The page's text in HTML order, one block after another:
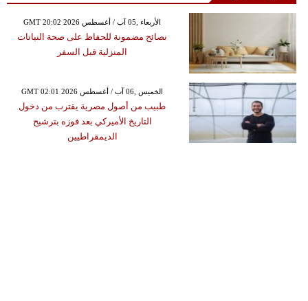
GMT 20:02 2026 الأربعاء ,05 آب / أغسطس
نصائح مضمونة للحفاظ على صحة النباتات
المنزلية قبل السفر
GMT 02:01 2026 الخميس ,06 آب / أغسطس
طبيب من أصول مصرية يقترب من دخول
التاريخ الأميركي بعد فوزه بترشيح
الديمقراطيين